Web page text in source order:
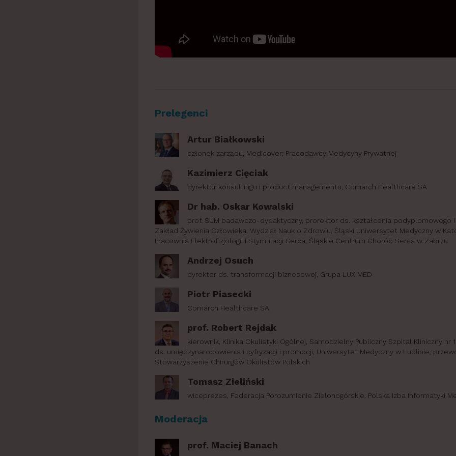
Prelegenci
Artur Białkowski
członek zarządu, Medicover; Pracodawcy Medycyny Prywatnej
Kazimierz Cięciak
dyrektor konsultingu i product managementu, Comarch Healthcare SA
Dr hab. Oskar Kowalski
prof. SUM badawczo-dydaktyczny, prorektor ds. kształcenia podyplomowego
Zakład Żywienia Człowieka, Wydział Nauk o Zdrowiu, Śląski Uniwersytet Medyczny w
Pracownia Elektrofizjologii i Stymulacji Serca, Śląskie Centrum Chorób Serca w Zabrzu
Andrzej Osuch
dyrektor ds. transformacji biznesowej, Grupa LUX MED
Piotr Piasecki
Comarch Healthcare SA
prof. Robert Rejdak
kierownik, Klinika Okulistyki Ogólnej, Samodzielny Publiczny Szpital Kliniczny nr
ds. umiędzynarodowienia i cyfryzacji i promocji, Uniwersytet Medyczny w Lublinie,
Stowarzyszenie Chirurgów Okulistów Polskich
Tomasz Zieliński
wiceprezes, Federacja Porozumienie Zielonogórskie, Polska Izba Informatyki
Moderacja
prof. Maciej Banach